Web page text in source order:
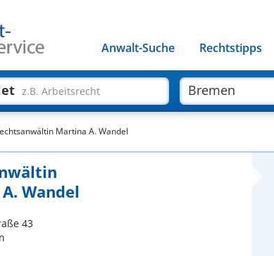
Anwalt-Suche Rechtstipps
z.B. Arbeitsrecht
Martina A. Wandel
Wandel
43